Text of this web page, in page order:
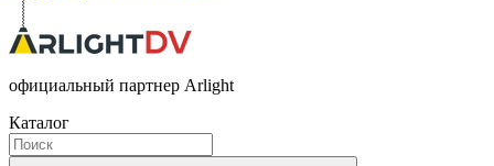
официальный партнер Arlight
Каталог